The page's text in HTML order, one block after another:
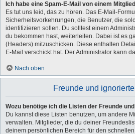
Ich habe eine Spam-E-Mail von einem
Es tut uns leid, das zu hören. Das E-Mail-
Sicherheitsvorkehrungen, die Benutzer, die
identifizieren sollen. Du solltest einem
du bekommen hast, weiterleiten. Dabei ist es
(Headers) mitzuschicken. Diese enthalten
E-Mail verschickt hat. Der Administrator kann
Nach oben
Freunde und
Wozu benötige ich die Listen der Freunde
Du kannst diese Listen benutzen, um andere
verwalten. Mitglieder, die du deiner
deinem persönlichen Bereich für den